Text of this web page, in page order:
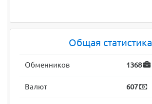
Общая статистика
Обменников 1368
Валют 607